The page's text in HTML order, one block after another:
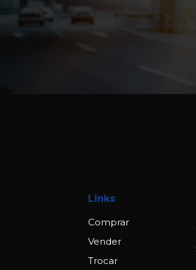
Links
Comprar
Vender
Trocar